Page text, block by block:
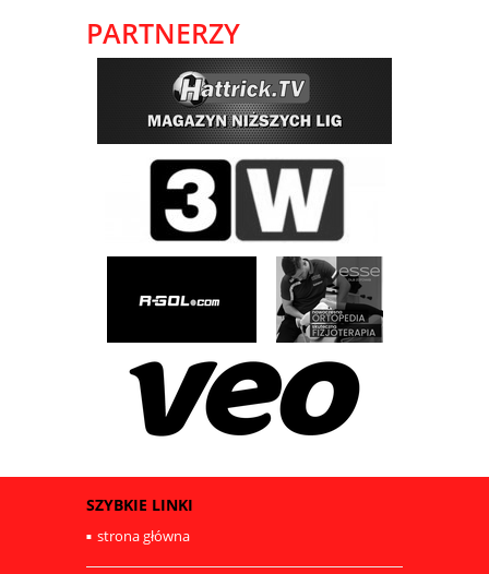
PARTNERZY
SZYBKIE LINKI
strona główna